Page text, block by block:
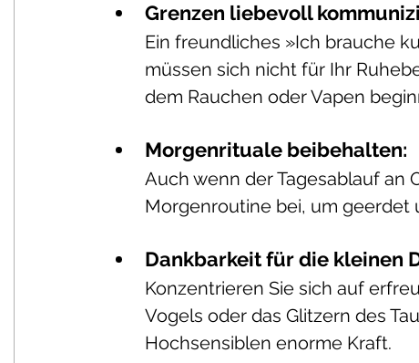
Grenzen liebevoll
Ein freundliches »Ich brauche
müssen sich nicht für Ihr
dem Rauchen oder Vapen
Morgenrituale beibehalten:
Auch wenn der Tagesablauf an
Morgenroutine bei, um geerdet
Dankbarkeit für die kleinen
Konzentrieren Sie sich auf
Vogels oder das Glitzern des
Hochsensiblen enorme Kraft.